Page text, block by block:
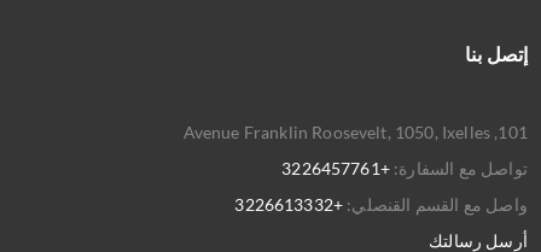
إتصل بنا
101, Avenue Franklin Roosevelt, 1050, Ixelles
تواصل مع السفارة:+3226457761
واصل مع القسم القنصلي: +3226613332
أرسل رسالتك